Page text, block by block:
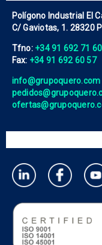
Polígono Industrial El
C/ Gaviotas, 1. 28320
Tfno: +34 91 692 71 60
Fax: +34 91 692 60 57
info@grupoquero.com